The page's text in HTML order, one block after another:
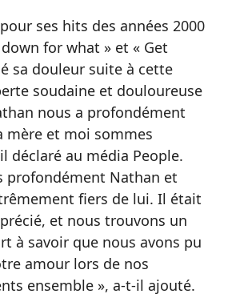
ses hits des années 2000
for what » et « Get
sa douleur suite à cette
soudaine et douloureuse
nous a profondément
mère et moi sommes
déclaré au média People.
profondément Nathan et
fiers de lui. Il était
et nous trouvons un
à savoir que nous avons pu
amour lors de nos
ensemble », a-t-il ajouté.